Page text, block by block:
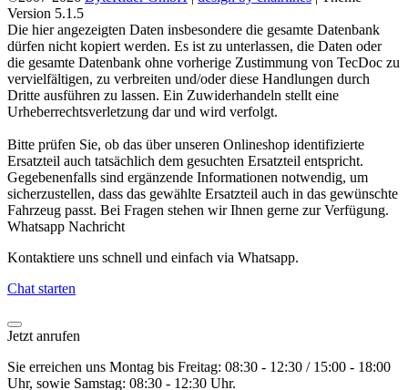
Version 5.1.5
Die hier angezeigten Daten insbesondere die gesamte Datenbank
dürfen nicht kopiert werden. Es ist zu unterlassen, die Daten oder
die gesamte Datenbank ohne vorherige Zustimmung von TecDoc zu
vervielfältigen, zu verbreiten und/oder diese Handlungen durch
Dritte ausführen zu lassen. Ein Zuwiderhandeln stellt eine
Urheberrechtsverletzung dar und wird verfolgt.
Bitte prüfen Sie, ob das über unseren Onlineshop identifizierte
Ersatzteil auch tatsächlich dem gesuchten Ersatzteil entspricht.
Gegebenenfalls sind ergänzende Informationen notwendig, um
sicherzustellen, dass das gewählte Ersatzteil auch in das gewünschte
Fahrzeug passt. Bei Fragen stehen wir Ihnen gerne zur Verfügung.
Whatsapp Nachricht
Kontaktiere uns schnell und einfach via Whatsapp.
Chat starten
Jetzt anrufen
Sie erreichen uns Montag bis Freitag: 08:30 - 12:30 / 15:00 - 18:00
Uhr, sowie Samstag: 08:30 - 12:30 Uhr.